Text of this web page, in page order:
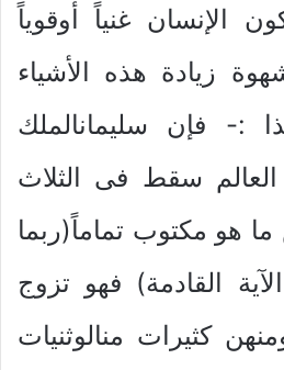
الإنسان غنياً أوقوياً
زيادة هذه الأشياء
:- فإن سليمانالملك
سقط فى الثلاث
هو مكتوب تماماً(ربما
لأنه نسى آية18 الآية القادمة) فهو تزوج
(1000) ومنهن كثيرات منالوثنيات